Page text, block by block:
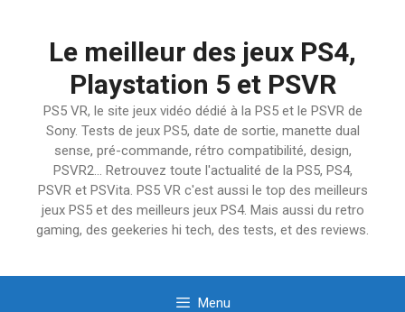
Le meilleur des jeux PS4,
Playstation 5 et PSVR
PS5 VR, le site jeux vidéo dédié à la PS5 et le PSVR de
Sony. Tests de jeux PS5, date de sortie, manette dual
sense, pré-commande, rétro compatibilité, design,
PSVR2… Retrouvez toute l'actualité de la PS5, PS4,
PSVR et PSVita. PS5 VR c'est aussi le top des meilleurs
jeux PS5 et des meilleurs jeux PS4. Mais aussi du retro
gaming, des geekeries hi tech, des tests, et des reviews.
Menu